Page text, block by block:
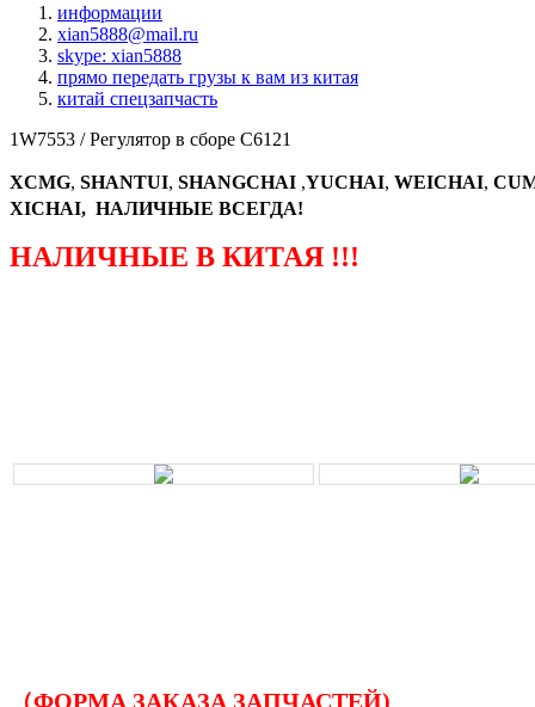
информации
xian5888@mail.ru
skype: xian5888
прямо передать грузы к вам из китая
китай спецзапчасть
1W7553 / Регулятор в сборе С6121
XCMG, SHANTUI, SHANGCHAI ,YUCHAI, WEICHAI,
XICHAI, НАЛИЧНЫЕ ВСЕГДА!
НАЛИЧНЫЕ В КИТАЯ !!!
（ФОРМА ЗАКАЗА ЗАПЧАСТЕЙ)